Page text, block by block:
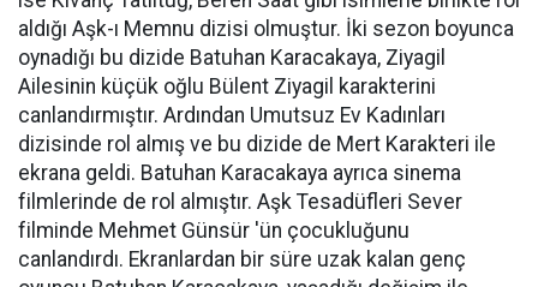
aldığı Aşk-ı Memnu dizisi olmuştur. İki sezon boyunca
oynadığı bu dizide Batuhan Karacakaya, Ziyagil
Ailesinin küçük oğlu Bülent Ziyagil karakterini
canlandırmıştır. Ardından Umutsuz Ev Kadınları
dizisinde rol almış ve bu dizide de Mert Karakteri ile
ekrana geldi. Batuhan Karacakaya ayrıca sinema
filmlerinde de rol almıştır. Aşk Tesadüfleri Sever
filminde Mehmet Günsür 'ün çocukluğunu
canlandırdı. Ekranlardan bir süre uzak kalan genç